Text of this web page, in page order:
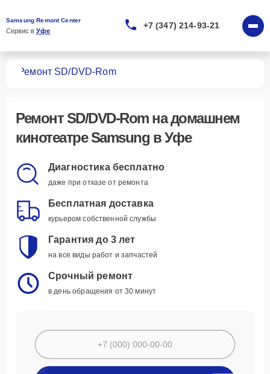
Samsung Remont Center
Сервис в Уфе
+7 (347) 214-93-21
Ремонт SD/DVD-Rom
Ремонт SD/DVD-Romна домашнем
кинотеатре Samsung в Уфе
Диагностика бесплатно
даже при отказе от ремонта
Бесплатная доставка
курьером собственной службы
Гарантия до 3 лет
на все виды работ и запчастей
Срочный ремонт
в день обращения от 30 минут